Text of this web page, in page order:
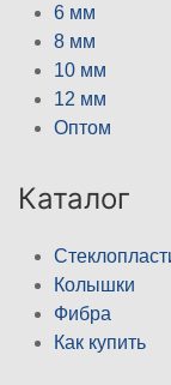
6 мм
8 мм
10 мм
12 мм
Оптом
Каталог
Колышки
Фибра
Как купить